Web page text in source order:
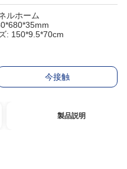
ルホーム
: 150*9.5*70cm
今接触
製品説明